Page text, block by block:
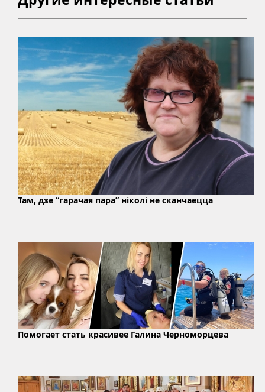
Там, дзе “гарачая пара” ніколі не сканчаецца
Помогает стать красивее Галина Черноморцева